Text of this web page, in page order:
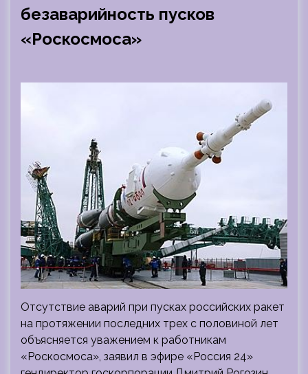
безаварийность пусков
«Роскосмоса»
Отсутствие аварий при пусках российских ракет
на протяжении последних трех с половиной лет
объясняется уважением к работникам
«Роскосмоса», заявил в эфире «Россия 24»